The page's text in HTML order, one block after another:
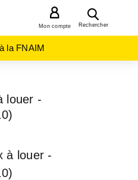
Rechercher
Mon compte
la FNAIM
louer -
à louer -